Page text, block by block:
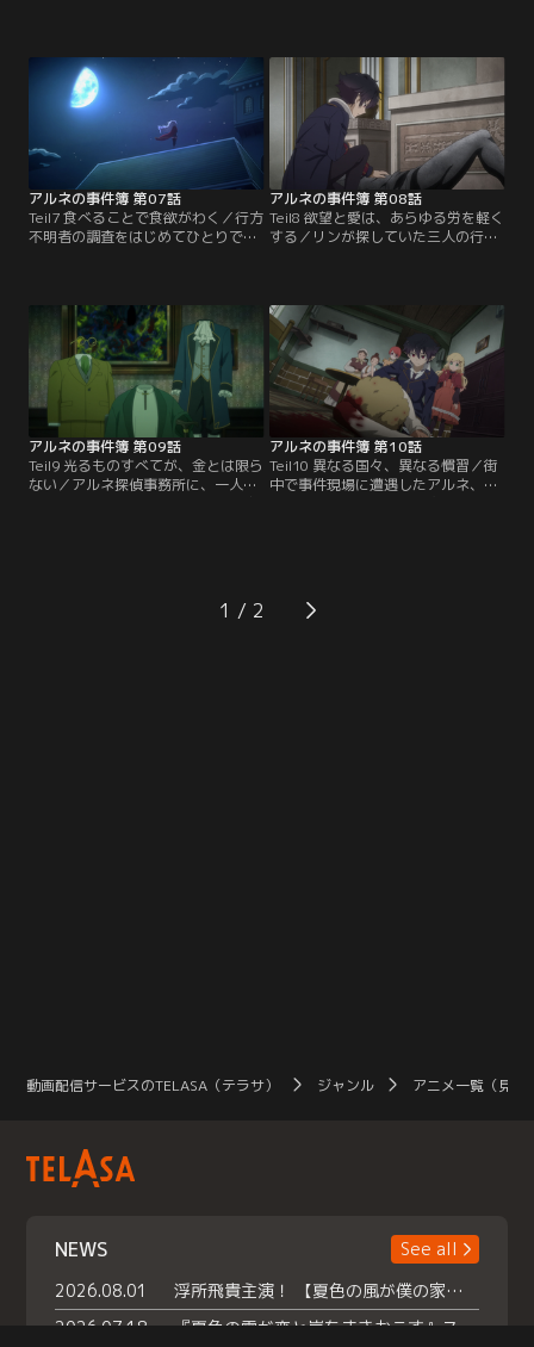
せていく。使用人を信じたいリン
は、彼らによる犯行は不可能だと証
明していくが----協力者の正体、そ
してその真の狙い。すべてが明らか
になったとき、事件は衝撃の展開を
迎える。【提供：バンダイチャンネ
襲われ、うっかり返り討ちにしてし
まったユラテ。悲しい結末ではあれ
ど、永遠の愛を誓った人魚と人間の
恋バナに心ときめくリンとエイミ
ー。アルネは退屈しのぎに依頼を受
ける。【提供：バンダイチャンネ
ル】
アルネの事件簿 第07話
Teil7 食べることで食欲がわく／行方
不明者の調査をはじめてひとりで担
るアルネ。その美術品は、宝飾職
人・イエルの新作「ブルー・ハー
ト」。ところがアルネが美術館に向
かうと、「ブルー・ハート」はイエ
ルと共に行方不明であると判明して-
-【提供：バンダイチャンネル】
アルネの事件簿 第08話
Teil8 欲望と愛は、あらゆる労を軽く
する／リンが探していた三人の行方
ミー、ナハツェーラーは、彫刻家の
家で一人の女性と出会う。一方アル
ネは、「どちらが先にイエルとブル
ー・ハートを見つけるか」、怪盗赤
ずきんと競うことになってしまう。
【提供：バンダイチャンネル】
アルネの事件簿 第09話
Teil9 光るものすべてが、金とは限ら
ない／アルネ探偵事務所に、一人の
いう夫と、血のつながらない息子た
ち。事件の真相を探るため、アルネ
アルネの事件簿 第10話
Teil10 異なる国々、異なる慣習／街
中で事件現場に遭遇したアルネ、リ
に、予期せぬ犯人の視点へと辿り着
く。さらに、アルネには密室殺人以
1
動画配信サービスのTELASA（テラサ） ジャンル アニメ一覧（見放
NEWS
See all
2026.08.01
浮所飛貴主演！ 【夏色の風が僕の家にやってきた】 本日よりテラサで独占配信スタート！
2026.07.18
『夏色の雲が恋と嵐をまきおこす』スペシャルメイキング 【Part1】2026年７月18日（土）23時30分～配信スタート！話題のシーンの裏側を大公開！豪華キャスト大集合！ 『武宮家 真夏の家族会議』開催！